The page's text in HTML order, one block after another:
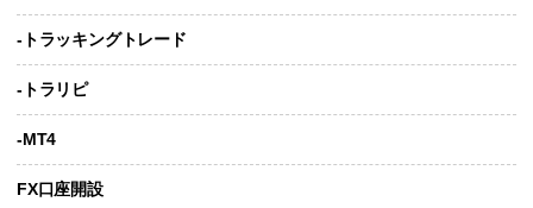
-トラッキングトレード
-トラリピ
-MT4
FX口座開設